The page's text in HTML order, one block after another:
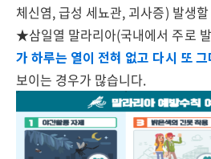
체신염, 급성 세뇨관, 괴사증) 발생
★삼일열 말라리아(국내에서 주로
가 하루는 열이 전혀 없고 다시 또
보이는 경우가 많습니다.